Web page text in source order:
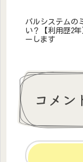
パルシステムの
い？【利用歴2
ーします
コメン